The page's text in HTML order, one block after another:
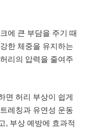
에 큰 부담을 주기 때
한 체중을 유지하는
리의 압력을 줄여주
면 허리 부상이 쉽게
레칭과 유연성 운동
, 부상 예방에 효과적